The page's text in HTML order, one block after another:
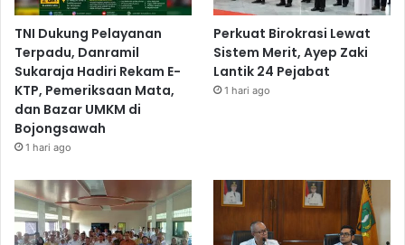
TNI Dukung Pelayanan
Terpadu, Danramil
Sukaraja Hadiri Rekam E-
KTP, Pemeriksaan Mata,
dan Bazar UMKM di
Bojongsawah
1 hari ago
Perkuat Birokrasi Lewat
Sistem Merit, Ayep Zaki
Lantik 24 Pejabat
1 hari ago